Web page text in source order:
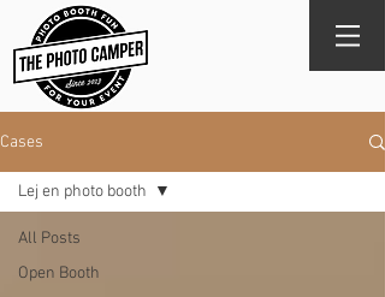
Cases
All Posts
Open Booth
Lej en photo booth